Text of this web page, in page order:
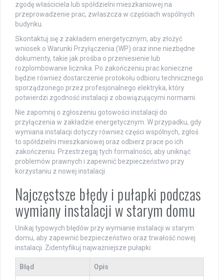
zgodę właściciela lub spółdzielni mieszkaniowej na
przeprowadzenie prac, zwłaszcza w częściach wspólnych
budynku.
Skontaktuj się z zakładem energetycznym, aby złożyć
wniosek o Warunki Przyłączenia (WP) oraz inne niezbędne
dokumenty, takie jak prośba o przeniesienie lub
rozplombowanie licznika. Po zakończeniu prac konieczne
będzie również dostarczenie protokołu odbioru technicznego
sporządzonego przez profesjonalnego elektryka, który
potwierdzi zgodność instalacji z obowiązującymi normami.
Nie zapomnij o zgłoszeniu gotowości instalacji do
przyłączenia w zakładzie energetycznym. W przypadku, gdy
wymiana instalacji dotyczy również części wspólnych, zgłoś
to spółdzielni mieszkaniowej oraz odbierz prace po ich
zakończeniu. Przestrzegaj tych formalności, aby uniknąć
problemów prawnych i zapewnić bezpieczeństwo przy
korzystaniu z nowej instalacji.
Najczęstsze błędy i pułapki podczas
wymiany instalacji w starym domu
Unikaj typowych błędów przy wymianie instalacji w starym
domu, aby zapewnić bezpieczeństwo oraz trwałość nowej
instalacji. Zidentyfikuj najważniejsze pułapki:
Błąd Opis